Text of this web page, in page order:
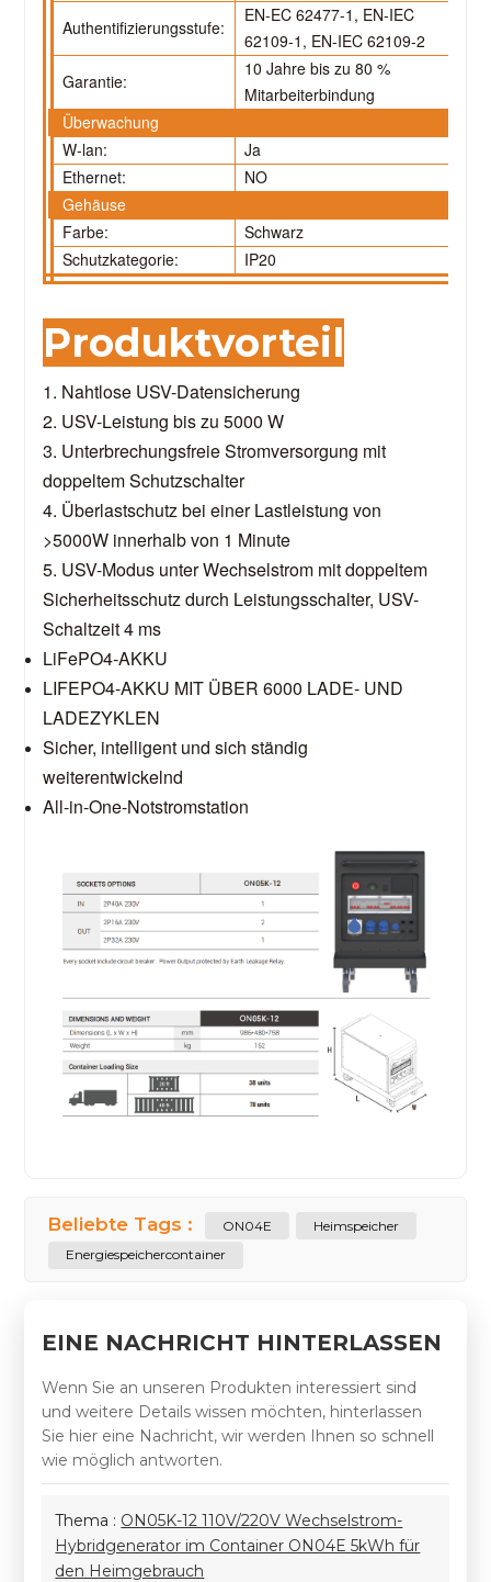
Authentifizierungsstufe:
EN-EC 62477-1, EN-IEC
62109-1, EN-IEC 62109-2
Garantie:
10 Jahre bis zu 80 %
Mitarbeiterbindung
Überwachung
W-lan:
Ja
Ethernet:
NO
Gehäuse
Farbe:
Schwarz
Schutzkategorie:
IP20
Produktvorteil
1. Nahtlose USV-Datensicherung
2. USV-Leistung bis zu 5000 W
3. Unterbrechungsfreie Stromversorgung mit
doppeltem Schutzschalter
4. Überlastschutz bei einer Lastleistung von
>5000W innerhalb von 1 Minute
5. USV-Modus unter Wechselstrom mit doppeltem
Sicherheitsschutz durch Leistungsschalter, USV-
Schaltzeit 4 ms
LiFePO4-AKKU
LIFEPO4-AKKU MIT ÜBER 6000 LADE- UND
LADEZYKLEN
Sicher, intelligent und sich ständig
weiterentwickelnd
All-in-One-Notstromstation
Beliebte Tags : ON04E
Heimspeicher
Energiespeichercontainer
EINE NACHRICHT HINTERLASSEN
Wenn Sie an unseren Produkten interessiert sind
und weitere Details wissen möchten, hinterlassen
Sie hier eine Nachricht, wir werden Ihnen so schnell
wie möglich antworten.
Thema : ON05K-12 110V/220V Wechselstrom-
Hybridgenerator im Container ON04E 5kWh für
den Heimgebrauch